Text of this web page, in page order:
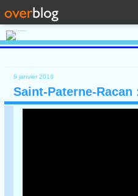
9 janvier 2016
Saint-Paterne-